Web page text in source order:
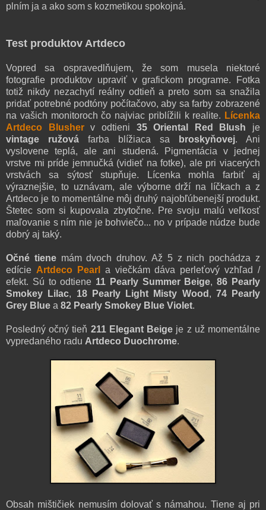
plním ja a ako som s kozmetikou spokojná.
Test produktov Artdeco
Vopred sa ospravedlňujem, že som musela niektoré
fotografie produktov upraviť v grafickom programe. Fotka
totiž nikdy nezachytí reálny odtieň a preto som sa snažila
pridať potrebné podtóny počítačovo, aby sa farby zobrazené
na vašich monitoroch čo najviac priblížili k realite. Lícenka
Artdeco Blusherv odtieni 35 Oriental Red Blush je
vintage ružová farba blížiaca sa broskyňovej. Ani
vyslovene teplá, ale ani studená. Pigmentácia v jednej
vrstve mi príde jemnučká (vidieť na fotke), ale pri viacerých
vrstvách sa sýtosť stupňuje. Lícenka mohla farbiť aj
výraznejšie, to uznávam, ale výborne drží na líčkach a z
Artdeco je to momentálne môj druhý najobľúbenejší produkt.
Štetec som si kupovala zbytočne. Pre svoju malú veľkosť
maľovanie s ním nie je bohviečo... no v prípade núdze bude
dobrý aj taký.
Očné tienemám dvoch druhov. Až 5 z nich pochádza z
edície Artdeco Pearl
a viečkám dáva perleťový vzhľad /
efekt. Sú to odtiene 11 Pearly Summer Beige,86 Pearly
Smokey Lilac, 18 Pearly Light Misty Wood , 74 Pearly
Grey Blue a 82 Pearly Smokey Blue Violet.
Posledný očný tieň 211 Elegant Beige je z už momentálne
vypredaného radu Artdeco Duochrome.
Obsah mištičiek nemusím dolovať s námahou. Tiene aj pri